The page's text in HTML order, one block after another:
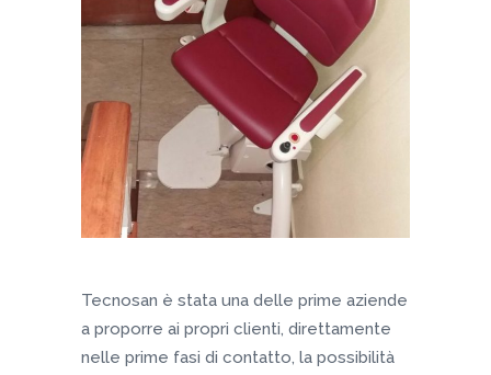
Tecnosan è stata una delle prime aziende
a proporre ai propri clienti, direttamente
nelle prime fasi di contatto, la possibilità